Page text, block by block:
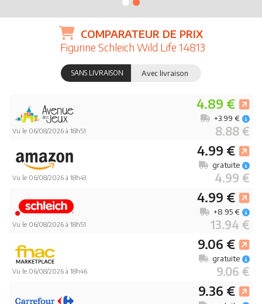
COMPARATEUR DE PRIX
Figurine Schleich Wild Life 14813
SANS LIVRAISON Avec livraison
Vu le 06/08/2026 à 18h51
4.89 €
8.88 €
+3.99 €
Vu le 06/08/2026 à 18h43
4.99 €
4.99 €
gratuite
Vu le 06/08/2026 à 18h51
4.99 €
13.94 €
+8.95 €
Vu le 06/08/2026 à 18h46
9.06 €
9.06 €
gratuite
9.36 €